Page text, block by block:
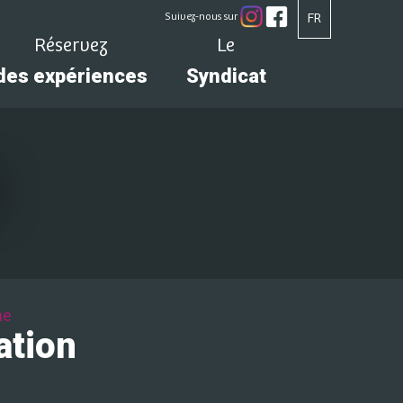
Réservez
expériences
Le
Syndicat
Suivez-nous sur FR